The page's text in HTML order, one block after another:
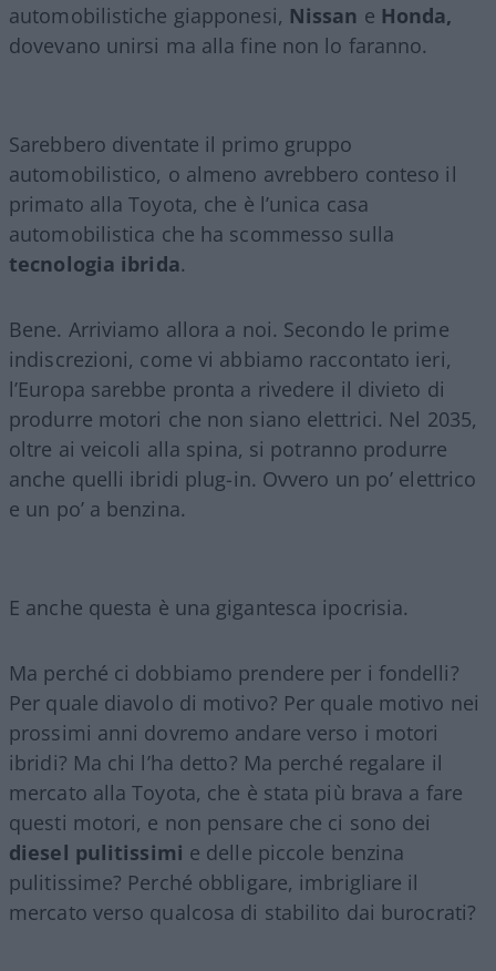
automobilistiche giapponesi, Nissan e Honda,
dovevano unirsi ma alla fine non lo faranno.
Sarebbero diventate il primo gruppo
automobilistico, o almeno avrebbero conteso il
primato alla Toyota, che è l’unica casa
automobilistica che ha scommesso sulla
tecnologia ibrida.
Bene. Arriviamo allora a noi. Secondo le prime
indiscrezioni, come vi abbiamo raccontato ieri,
l’Europa sarebbe pronta a rivedere il divieto di
produrre motori che non siano elettrici. Nel 2035,
oltre ai veicoli alla spina, si potranno produrre
anche quelli ibridi plug-in. Ovvero un po’ elettrico
e un po’ a benzina.
E anche questa è una gigantesca ipocrisia.
Ma perché ci dobbiamo prendere per i fondelli?
Per quale diavolo di motivo? Per quale motivo nei
prossimi anni dovremo andare verso i motori
ibridi? Ma chi l’ha detto? Ma perché regalare il
mercato alla Toyota, che è stata più brava a fare
questi motori, e non pensare che ci sono dei
diesel pulitissimi e delle piccole benzina
pulitissime? Perché obbligare, imbrigliare il
mercato verso qualcosa di stabilito dai burocrati?